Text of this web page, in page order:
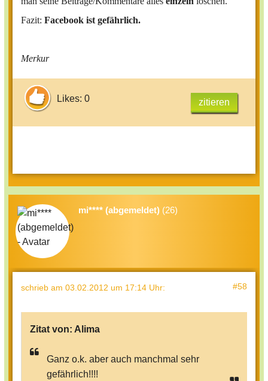
Fazit: Facebook ist gefährlich.
Merkur
Likes: 0 zitieren
mi**** (abgemeldet) (26)
schrieb am 03.02.2012 um 17:14 Uhr: #58
Zitat von: Alima
Ganz o.k. aber auch manchmal sehr
gefährlich!!!!